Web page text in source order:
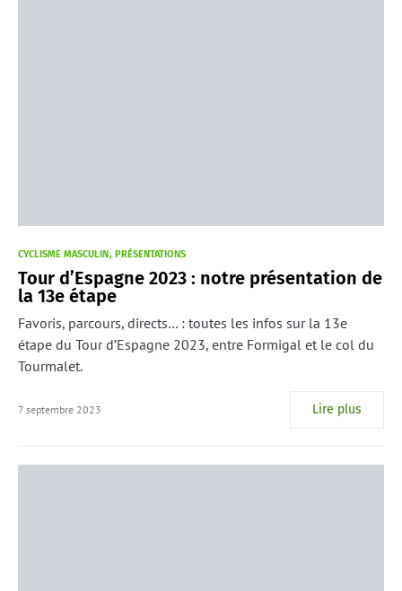
CYCLISME MASCULIN PRÉSENTATIONS
Tour d’Espagne 2023 : notre présentation de
la 13e étape
Favoris, parcours, directs… : toutes les infos sur la 13e
étape du Tour d’Espagne 2023, entre Formigal et le col du
Tourmalet.
7 septembre 2023 Lire plus